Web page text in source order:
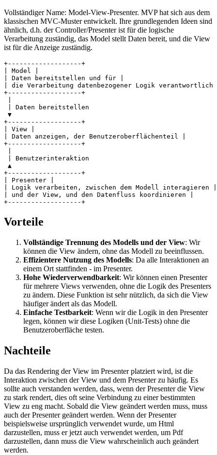
Vollständiger Name: Model-View-Presenter. MVP hat sich aus dem
klassischen MVC-Muster entwickelt. Ihre grundlegenden Ideen sind
ähnlich, d.h. der Controller/Presenter ist für die logische
Verarbeitung zuständig, das Model stellt Daten bereit, und die View
ist für die Anzeige zuständig.
+-------------------+
| Model |
| Daten bereitstellen und für |
| die Verarbeitung datenbezogener Logik
+-------------------+
| Daten bereitstellen
▼
+-------------------+
| View |
| Daten anzeigen, der Benutzeroberflächenteil |
+-------------------+
| Benutzerinteraktion
▲
+-------------------+
| Presenter |
| Logik verarbeiten, zwischen dem Modell interagieren |
| und der View, und den Datenfluss koordinieren |
Vorteile
Vollständige Trennung des Modells und der View: Wir
können die View ändern, ohne das Modell zu beeinflussen.
Effizientere Nutzung des Modells: Da alle Interaktionen an
einem Ort stattfinden - im Presenter.
Hohe Wiederverwendbarkeit: Wir können einen Presenter
für mehrere Views verwenden, ohne die Logik des Presenters
zu ändern. Diese Funktion ist sehr nützlich, da sich die View
häufiger ändert als das Modell.
Einfache Testbarkeit: Wenn wir die Logik in den Presenter
legen, können wir diese Logiken (Unit-Tests) ohne die
Benutzeroberfläche testen.
Nachteile
Da das Rendering der View im Presenter platziert wird, ist die
Interaktion zwischen der View und dem Presenter zu häufig. Es
sollte auch verstanden werden, dass, wenn der Presenter die View
zu stark rendert, dies oft seine Verbindung zu einer bestimmten
View zu eng macht. Sobald die View geändert werden muss, muss
auch der Presenter geändert werden. Wenn der Presenter
beispielsweise ursprünglich verwendet wurde, um Html
darzustellen, muss er jetzt auch verwendet werden, um Pdf
darzustellen, dann muss die View wahrscheinlich auch geändert
werden.